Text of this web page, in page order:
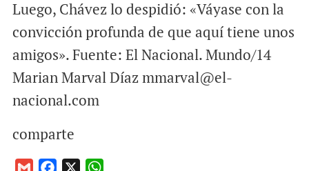
Luego, Chávez lo despidió: «Váyase con la
convicción profunda de que aquí tiene unos
amigos». Fuente: El Nacional. Mundo/14
Marian Marval Díaz mmarval@el-
nacional.com
comparte